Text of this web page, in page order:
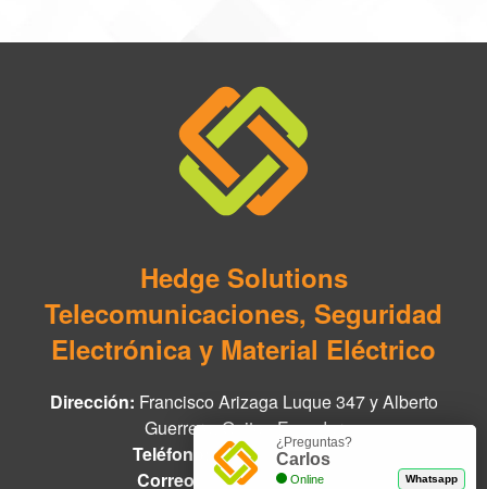
Hedge Solutions
Telecomunicaciones, Seguridad
Electrónica y Material Eléctrico
Dirección: Francisco Arizaga Luque 347 y Alberto
Guerrero, Quito - Ecuador
Teléfono:
+593 97 978 8888
Correo:
info@hedge.net.ec
¿Preguntas?
Carlos
Online Whatsapp